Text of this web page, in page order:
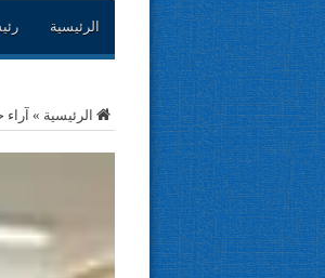
الرئيسية
الرئيسية »